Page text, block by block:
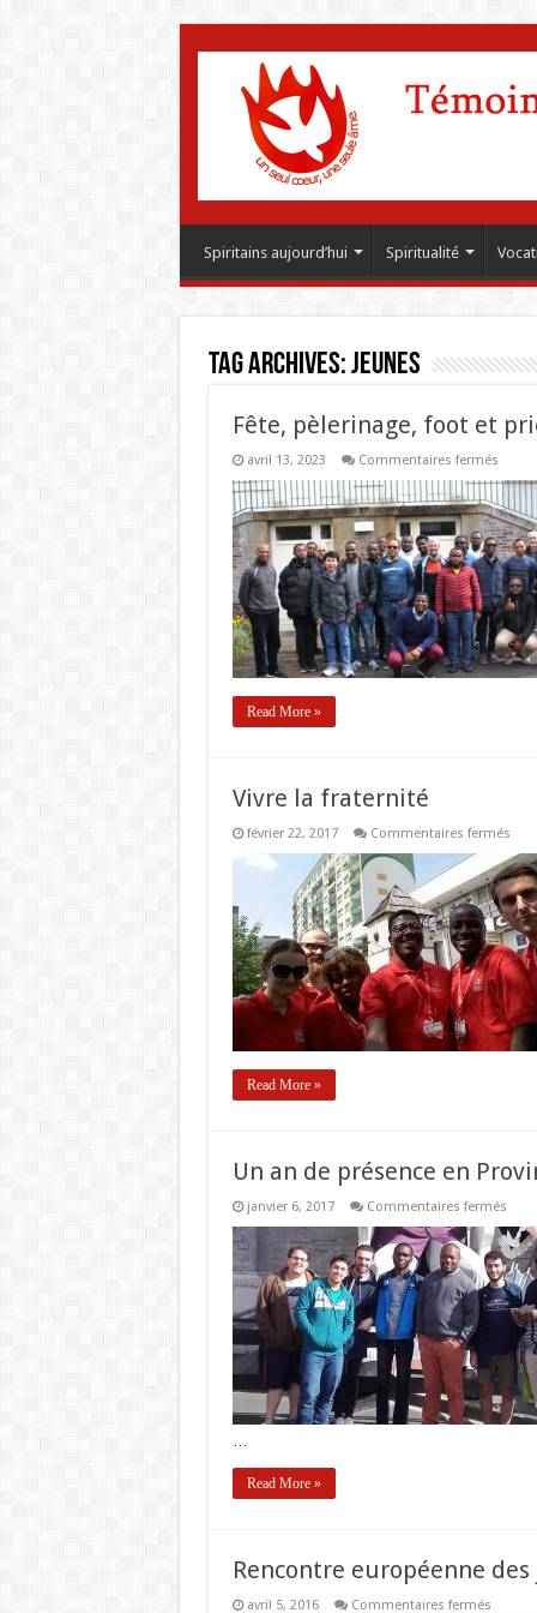
Spiritains aujourd’hui Spiritualité
Tag Archives:Jeunes
Fête, pèlerinage, foot et
avril 13, 2023 Commentaires ferméssur
foot
et
prière
entre
Read More »
Vivre la fraternité
février 22, 2017 Commentaires ferméssur
la
Read More »
Un an de présence en
janvier 6, 2017 Commentaires ferméssur
an
de
en
de
…
Read More »
Rencontre européenne
avril 5, 2016 Commentaires ferméssur